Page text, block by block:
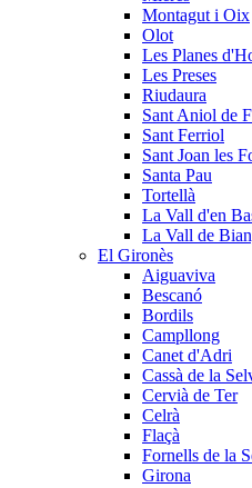
Montagut i Oix
Olot
Les Planes
Les Preses
Riudaura
Sant Aniol de
Sant Ferriol
Sant Joan les
Santa Pau
Tortellà
La Vall d'en
La Vall de
El Gironès
Aiguaviva
Bescanó
Bordils
Campllong
Canet d'Adri
Cassà de la
Cervià de Ter
Celrà
Flaçà
Fornells de la
Girona